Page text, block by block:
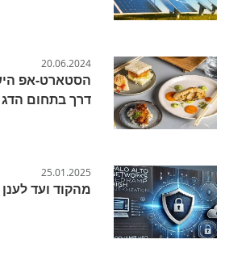
20.06.2024
דרך בתחום
25.01.2025
מהקוד ועד